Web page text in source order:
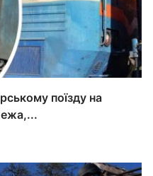
поїзду на